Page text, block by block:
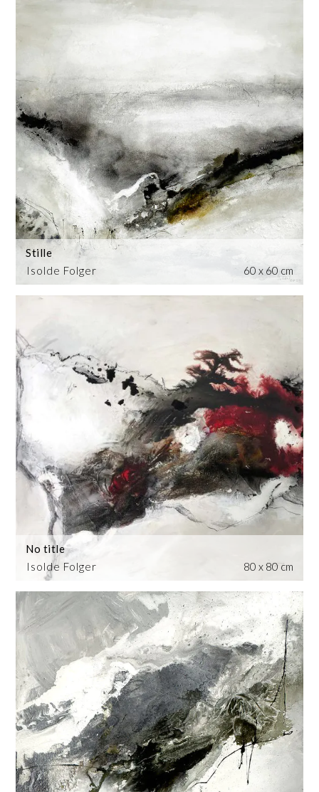
Isolde Folger
Stille
60 x 60 cm
Isolde Folger
No title
80 x 80 cm